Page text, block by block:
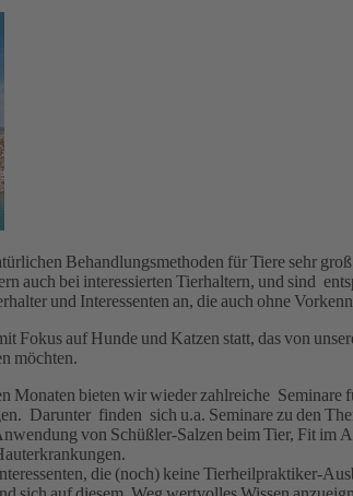
Behandlungsmethoden für Tiere sehr
auch bei interessierten Tierhaltern, und sind
und Interessenten an, die auch ohne
Fokus auf Hunde und Katzen statt, das von
möchten.
Monaten bieten wir wieder zahlreiche
Darunter finden sich u.a. Seminare zu den
von Schüßler-Salzen beim Tier, Fit im
die (noch) keine Tierheilpraktiker-